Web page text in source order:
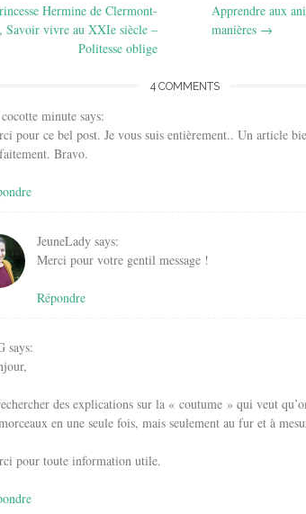
Hermine de Clermont-
Savoir vivre au XXIe siècle –
Politesse oblige
Apprendre aux
manières →
4 COMMENTS
minute says:
pour ce bel post. Je vous suis entièrement.. Un article
Bravo.
JeuneLady says:
Merci pour votre gentil message !
Répondre
says:
des explications sur la « coutume » qui veut
en une seule fois, mais seulement au fur et à
pour toute information utile.